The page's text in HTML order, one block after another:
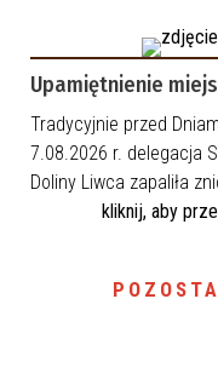
Upamiętnienie
Tradycyjnie przed
7.08.2026 r. delegacja
Doliny Liwca zapaliła
kliknij, aby